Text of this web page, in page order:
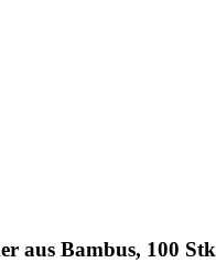
aus Bambus, 100 Stk